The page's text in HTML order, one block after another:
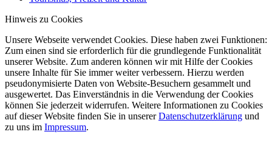
Hinweis zu Cookies
Unsere Webseite verwendet Cookies. Diese haben zwei Funktionen:
Zum einen sind sie erforderlich für die grundlegende Funktionalität
unserer Website. Zum anderen können wir mit Hilfe der Cookies
unsere Inhalte für Sie immer weiter verbessern. Hierzu werden
pseudonymisierte Daten von Website-Besuchern gesammelt und
ausgewertet. Das Einverständnis in die Verwendung der Cookies
können Sie jederzeit widerrufen. Weitere Informationen zu Cookies
auf dieser Website finden Sie in unsererDatenschutzerklärung und
zu uns im Impressum.